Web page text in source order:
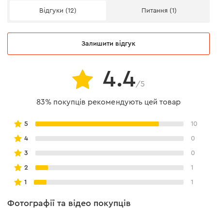
Відгуки (12) Питання (1)
Залишити відгук
4.4/5
83% покупців рекомендують цей товар
5 10
4 0
3 0
2 1
1 1
Фотографії та відео покупців